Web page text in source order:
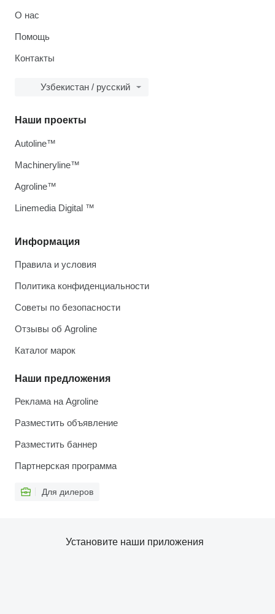
О нас
Помощь
Контакты
Узбекистан / русский
Информация
Правила и условия
Политика конфиденциальности
Советы по безопасности
Отзывы об Agroline
Каталог марок
Наши предложения
Реклама на Agroline
Разместить объявление
Разместить баннер
Партнерская программа
Для дилеров
Наши проекты
Autoline™
Machineryline™
Agroline™
Linemedia Digital ™
Установите наши приложения